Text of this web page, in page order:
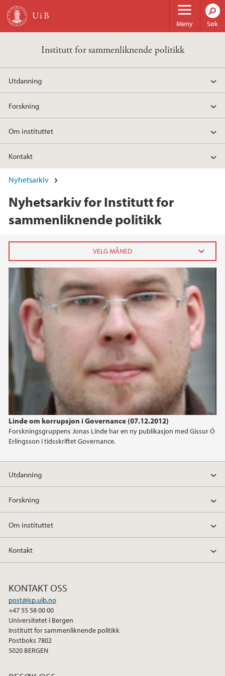
Hopp til hovedinnhold
Meny Søk
Institutt for sammenliknende politikk
Utdanning
Forskning
Om instituttet
Kontakt
Nyhetsarkiv
Nyhetsarkiv for Institutt for
sammenliknende politikk
Linde om korrupsjon i Governance (07.12.2012)
Forskningsgruppens Jonas Linde har en ny publikasjon med Gissur Ó
Erlingsson i tidsskriftet Governance.
2026
mai (1)
april (2)
mars (2)
februar (4)
januar (4)
2025
2024
2023
2015
Utdanning
Forskning
Om instituttet
Kontakt
KONTAKT OSS
post@isp.uib.no
+47 55 58 00 00
Universitetet i Bergen
Institutt for sammenliknende politikk
Postboks 7802
5020 BERGEN